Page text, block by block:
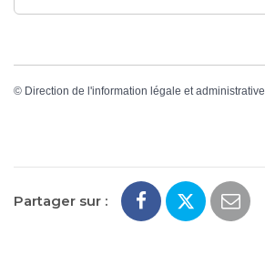
© Direction de l'information légale et administrative
Partager sur :